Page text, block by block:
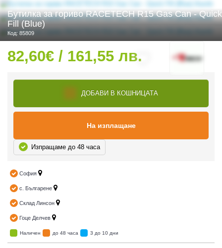
ЕКИПИРОВКА
Бутилка за гориво RACETECH R15 Gas Can - Quick
Fill (Blue)
Код: 85809
82,60€ / 161,55 лв.
ДОБАВИ В КОШНИЦАТА
На изплащане
Изпращаме до 48 часа
София
с. Българене
Склад Линсон
Гоце Делчев
Наличен до 48 часа 3 до 10 дни